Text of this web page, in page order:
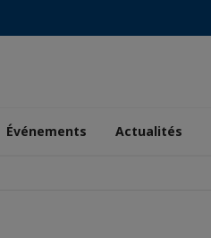
Événements Actualités